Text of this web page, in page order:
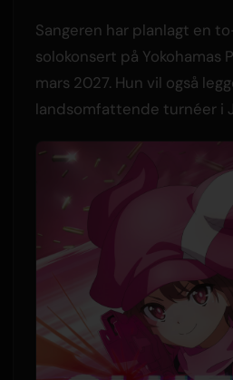
Sangeren har planlagt en
solokonsert på Yokohamas
mars 2027. Hun vil også
landsomfattende turnéer i